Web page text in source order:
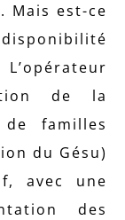
Mais est-ce
de la
familles
du Gésu)
avec une
des